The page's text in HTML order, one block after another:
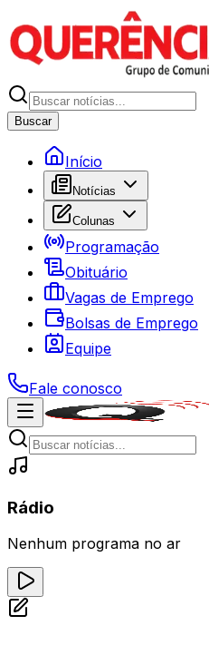
Buscar
Início
Notícias
Colunas
Programação
Obituário
Vagas de Emprego
Bolsas de Emprego
Equipe
Fale conosco
Rádio
Nenhum programa no ar